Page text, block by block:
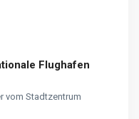
Flughafen
vom Stadtzentrum